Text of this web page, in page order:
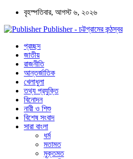
বৃহস্পতিবার, আগস্ট ৬, ২০২৬
Publisher - চট্টগ্রামের কন্ঠস্বর
প্রচ্ছদ
জাতীয়
রাজনীতি
আন্তর্জাতিক
খেলাধুলা
তথ্য প্রযুক্তি
বিনোদন
নারী ও শিশু
বিশেষ সংবাদ
সারা বাংলা
ধর্ম
মতামত
মুক্তমত